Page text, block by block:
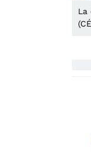
La